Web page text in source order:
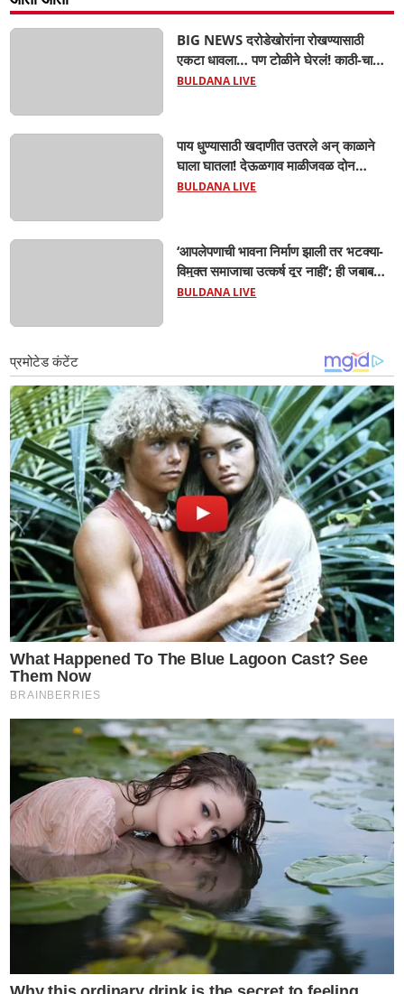
BIG NEWS दरोडेखोरांना रोखण्यासाठी
एकटा धावला… पण टोळीने घेरलं! काठी-चाकूचे
सपासप वार; ५२ वर्षीय शेतकऱ्याचा दुर्दैवी अंत!
BULDANA LIVE
पाय धुण्यासाठी खदाणीत उतरले अन् काळाने
घाला घातला! देऊळगाव माळीजवळ दोन
चिमुकल्यांचा बुडून दुर्दैवी मृत्यू; कोराडी प्रकल्प
BULDANA LIVE
‘आपलेपणाची भावना निर्माण झाली तर भटक्या-
विमुक्त समाजाचा उत्कर्ष दूर नाही’; ही जबाबदारी
केवळ सरकारची नाही,आपल्या सर्वांची !
BULDANA LIVE